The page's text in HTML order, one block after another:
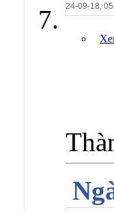
24-09-18,